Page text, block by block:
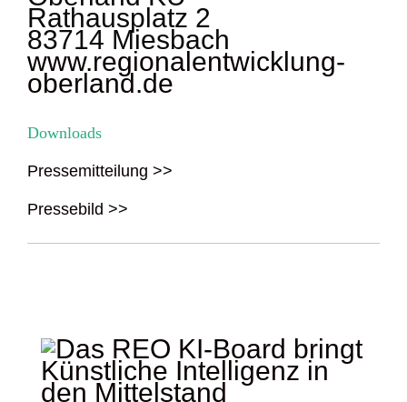
Rathausplatz 2
83714 Miesbach
www.regionalentwicklung-
oberland.de
Downloads
Pressemitteilung >>
Pressebild >>